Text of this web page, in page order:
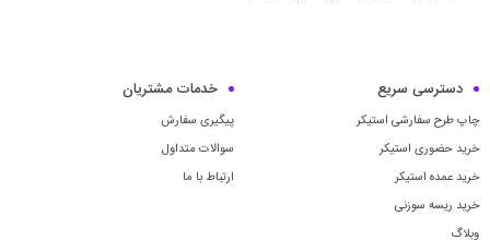
دسترسی سریع
چاپ طرح سفارشی استیکر
خرید حضوری استیکر
خرید عمده استیکر
خرید ریسه سوزنی
وبلاگ
خدمات مشتریان
پیگیری سفارش
سوالات متداول
ارتباط با ما